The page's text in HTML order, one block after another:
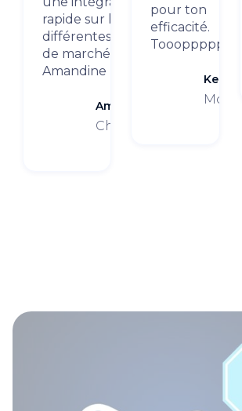
rapide sur les
différentes places
de marché. Merci
Amandine
Amoa Paris
Chaussures
pour ton
efficacité.
Toooppppp
Kebello
Mode